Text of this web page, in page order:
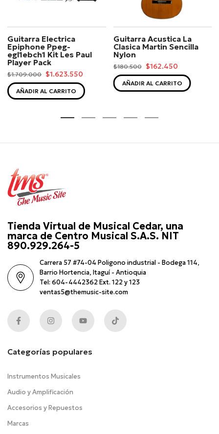
Guitarra Electrica
Epiphone Ppeg-
egl1ebch1 Kit Les Paul
Player Pack
$1.709.000 $1.623.550
AÑADIR AL CARRITO
Guitarra Acustica La
Clasica Martin Sencilla
Nylon
$180.500 $162.450
AÑADIR AL CARRITO
Tienda Virtual de Musical Cedar, una
marca de Centro Musical S.A.S. NIT
890.929.264-5
Carrera 57 #74-04 Poligono industrial - Bodega 114,
Barrio Hortencia, Itaguí - Antioquia
Tel: 604-4442362 Ext. 122 y 123
ventas5@themusic-site.com
Categorías populares
Instrumentos Musicales
Audio y Amplificación
Accesorios y Repuestos
Marcas